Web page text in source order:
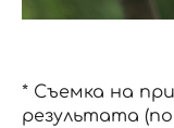
* Съемка на
результата